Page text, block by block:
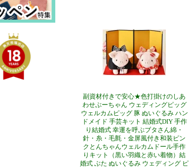
副資材付きで安心★色打掛けのしあ
わせぶーちゃん ウェディングピッグ
ウェルカムピッグ 豚 ぬいぐるみ ハン
ドメイド 手芸キット 結婚式DIY 手作
り結婚式 幸運を呼ぶブタさん綿・
針・糸・毛氈・金屏風付き和装ピン
クとんちゃんウェルカムドール手作
りキット（黒い羽織と赤い着物）結
婚式 ぶた ぬいぐるみ ウェディング ピ